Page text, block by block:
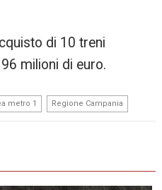
di 10 treni
milioni di euro.
metro 1 Regione Campania